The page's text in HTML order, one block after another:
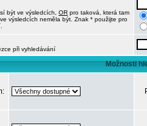
být ve výsledcích, OR pro taková, která tam
výsledcích neměla být. Znak * použijte pro
při vyhledávání
Možnosti